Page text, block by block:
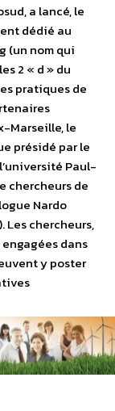
a lancé, le
dédié au
(un nom qui
2 « d » du
pratiques de
Marseille, le
présidé par le
Paul-
chercheurs de
Nardo
Les chercheurs,
dans
y poster